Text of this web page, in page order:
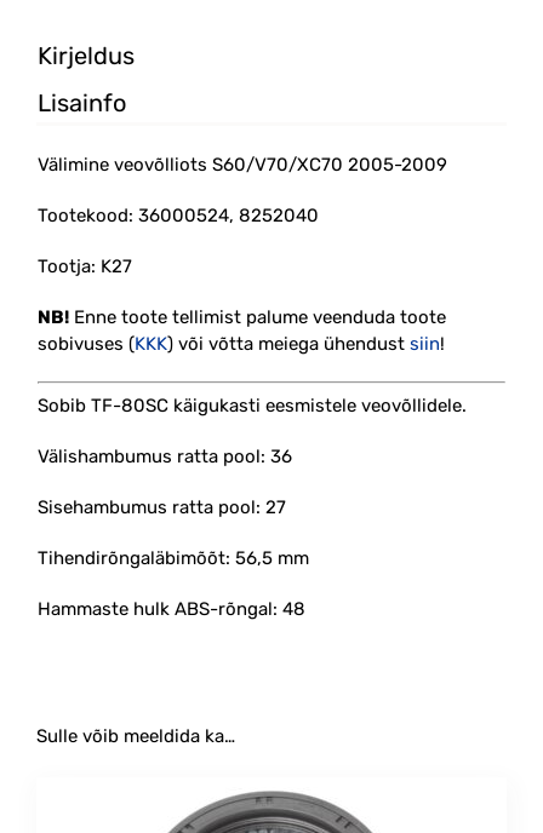
Kirjeldus
Lisainfo
Välimine veovõlliots S60/V70/XC70 2005-2009
Tootekood: 36000524, 8252040
Tootja: K27
NB! Enne toote tellimist palume veenduda toote
sobivuses (KKK) või võtta meiega ühendust siin!
Sobib TF-80SC käigukasti eesmistele veovõllidele.
Välishambumus ratta pool: 36
Sisehambumus ratta pool: 27
Tihendirõngaläbimõõt: 56,5 mm
Hammaste hulk ABS-rõngal: 48
Sulle võib meeldida ka…